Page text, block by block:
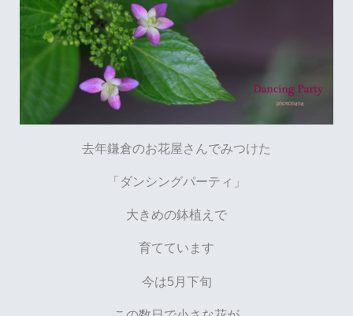
去年鎌倉のお花屋さんでみつけた
「ダンシングパーティ」
大きめの鉢植えで
育てています
今は5月下旬